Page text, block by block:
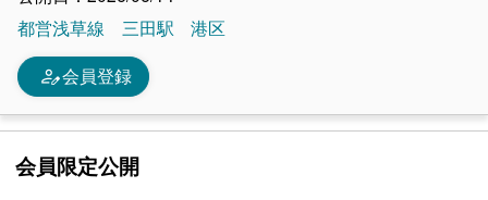
都営浅草線
三田駅 港区
person_edit会員登録
会員限定公開